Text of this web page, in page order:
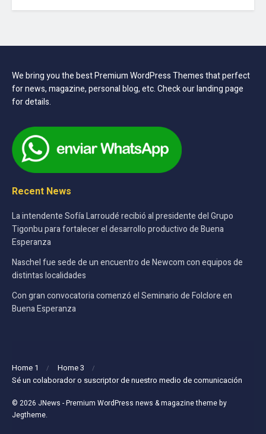
We bring you the best Premium WordPress Themes that perfect
for news, magazine, personal blog, etc. Check our landing page
for details.
Recent News
La intendente Sofía Larroudé recibió al presidente del Grupo
Tigonbu para fortalecer el desarrollo productivo de Buena
Esperanza
Naschel fue sede de un encuentro de Newcom con equipos de
distintas localidades
Con gran convocatoria comenzó el Seminario de Folclore en
Buena Esperanza
Home 1
Home 3
Sé un colaborador o suscriptor de nuestro medio de comunicación
© 2026 JNews - Premium WordPress news & magazine theme by
Jegtheme.